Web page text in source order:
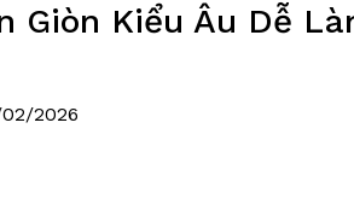
Giòn Kiểu Âu Dễ
2026